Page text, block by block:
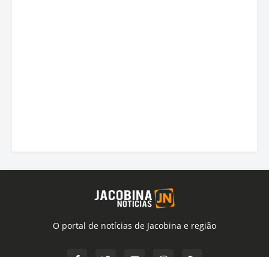
O portal de notícias de Jacobina e região